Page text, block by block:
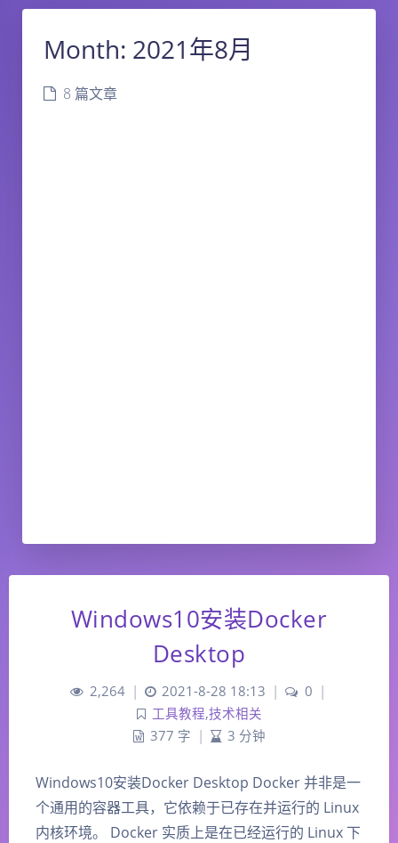
Month: 2021年8月
8 篇文章
Windows10安装Docker
Desktop
2,264 2021-8-28 18:13 0
工具教程,技术相关
377 字
3 分钟
Windows10安装Docker Desktop Docker 并非是一
个通用的容器工具，它依赖于已存在并运行的 Linux
内核环境。 Docker 实质上是在已经运行的 Linux 下